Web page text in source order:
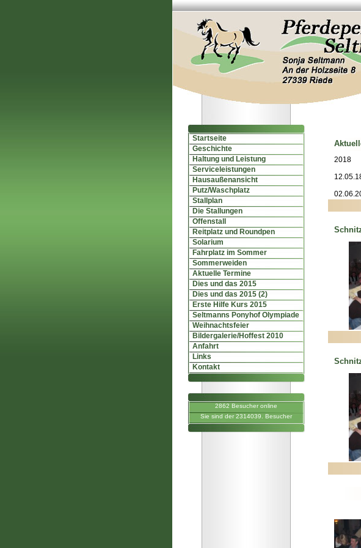
Startseite
Geschichte
Haltung und Leistung
Serviceleistungen
Hausaußenansicht
Putz/Waschplatz
Stallplan
Die Stallungen
Offenstall
Reitplatz und Roundpen
Solarium
Fahrplatz im Sommer
Sommerweiden
Aktuelle Termine
Dies und das 2015
Dies und das 2015 (2)
Erste Hilfe Kurs 2015
Seltmanns Ponyhof Olympiade
Weihnachtsfeier
Bildergalerie/Hoffest 2010
Anfahrt
Links
Kontakt
2862 Besucher online
Sie sind der 2314039. Besucher
2018